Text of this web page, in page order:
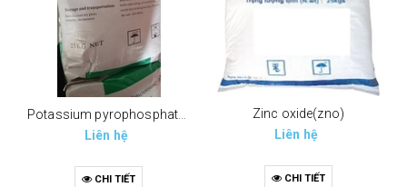
Potassium pyrophosphate (tppp) (k4p2o7)
Liên hệ
CHI TIẾT
Zinc oxide(zno)
Liên hệ
CHI TIẾT